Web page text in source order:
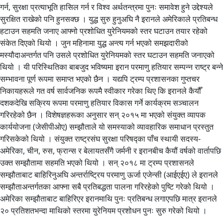
गर्न, सुरक्षा प्रत्याभूति हासिल गर्न र विश्व अर्थतन्त्रमा पुनः समावेश हुने उद्देश्यले
सुरक्षित राखेको पनि हुनसक्छ । युद्ध सुरु हुनुअघि नै इरानले अमेरिकाले प्रतिबन्ध
हटाउन सहमति जनाए आफ्नो प्रशोधित युरेनियमको स्तर घटाउन तयार रहेको
संकेत दिएको थियो । जुन महिनामा युद्ध अन्त्य गर्न भएको समझदारीको
मस्यौदाअन्तर्गत पनि उसले प्रशोधित युरेनियमको स्तर घटाउन सहमति जनाएको
थियो । यी परिस्थितिका बाबजुद भविष्यमा इरान परमाणु हतियार सम्पन्न राष्ट्र बन्ने
सम्भावना पूर्ण रूपमा समाप्त भएको छैन । यद्यपि ट्रम्प प्रशासनका गुप्तचर
निकायहरूले गत वर्ष सार्वजनिक रूपमै स्वीकार गरेका थिए कि इरानले कैयौँ
दशकदेखि सक्रिय रूपमा परमाणु हतियार विकास गर्ने कार्यक्रम सञ्चालन
गरिरहेको छैन । विशेषज्ञहरूका अनुसार सन् २०१५ मा भएको संयुक्त व्यापक
कार्ययोजना (जेसीपीओए) सम्झौताले यो समस्याको व्यावहारिक समाधान प्रस्तुत
गरिसकेको थियो । संयुक्त राष्ट्रसंघ सुरक्षा परिषद्का पाँच स्थायी सदस्य-
अमेरिका, चीन, रुस, फ्रान्स र बेलायतसँगै जर्मनी र इरानबीच कैयौं वर्षको वार्तापछि
उक्त सम्झौतामा सहमति भएको थियो । सन् २०१८ मा ट्रम्प प्रशासनले
सम्झौताबाट बाहिरिनुअघि अन्तर्राष्ट्रिय परमाणु ऊर्जा एजेन्सी (आईएईए) ले इरानले
सम्झौताअन्तर्गतका आफ्ना सबै प्रतिबद्धता पालना गरिरहेको पुष्टि गरेको थियो ।
अमेरिका सम्झौताबाट बाहिरिएर इरानमाथि पुनः प्रतिबन्ध लगाएपछि मात्र इरानले
२० प्रतिशतभन्दा माथिको स्तरमा युरेनियम प्रशोधन पुनः सुरु गरेको थियो ।